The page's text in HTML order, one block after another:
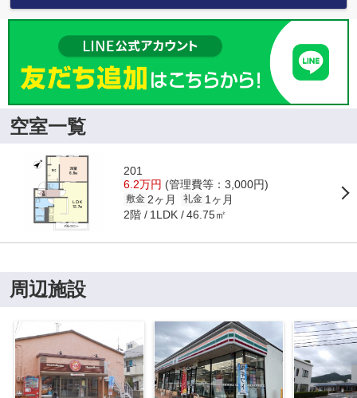
空室一覧
201
6.2万円 (管理費等：3,000円)
敷金 2ヶ月 礼金 1ヶ月
2階 1LDK 46.75㎡
周辺施設